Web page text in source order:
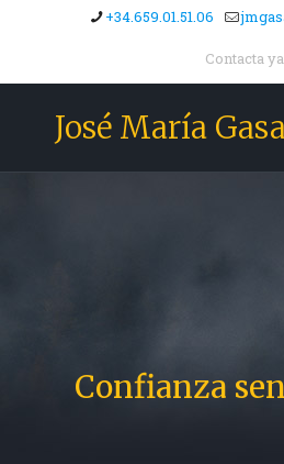
+34.659.01.51.06
Contacta
José María
Confianza